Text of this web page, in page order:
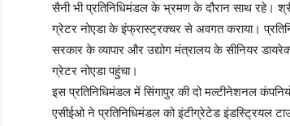
सैनी भी प्रतिनिधिमंडल के भ्रमण के दौरान साथ रहे।
ग्रेटर नोएडा के इंफ्रास्ट्रक्चर से अवगत कराया।
सरकार के व्यापार और उद्योग मंत्रालय के सीनियर
ग्रेटर नोएडा पहुंचा।
इस प्रतिनिधिमंडल में सिंगापुर की दो मल्टीनेशनल
एसीईओ ने प्रतिनिधिमंडल को इंटीग्रेटेड इंडस्ट्रियल